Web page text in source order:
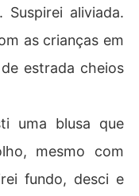
Suspirei aliviada.
as crianças em
estrada cheios
uma blusa que
mesmo com
fundo, desci e